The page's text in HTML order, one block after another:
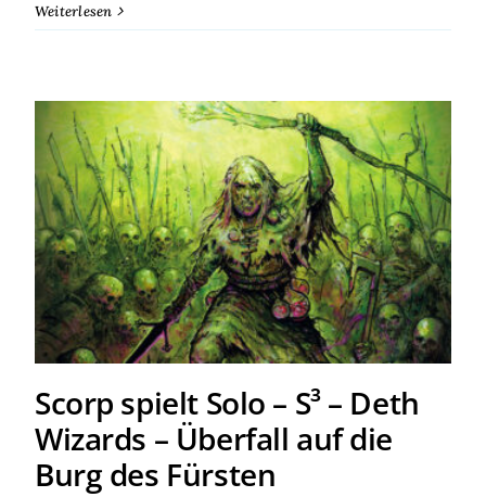
Weiterlesen
Scorp spielt Solo – S³ – Deth
Wizards – Überfall auf die
Burg des Fürsten
Scorp spielt Solo – S³ – Deth
Wizards – Überfall auf die
Burg des Fürsten